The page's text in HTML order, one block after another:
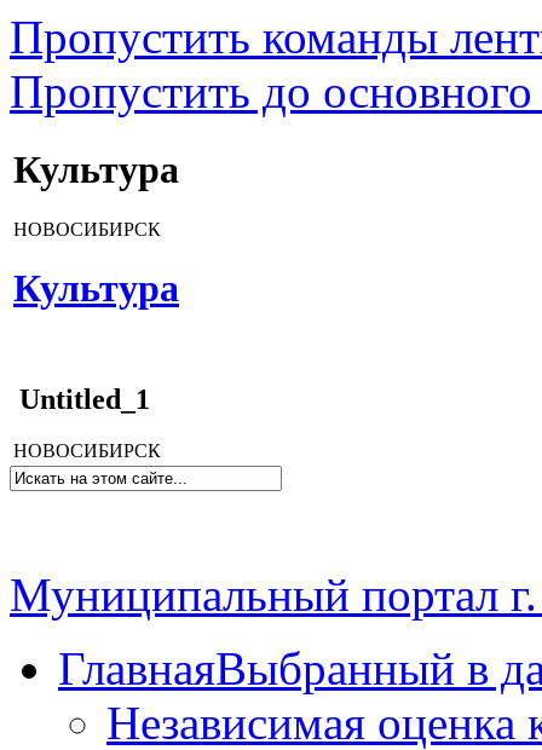
Пропустить команды
Пропустить до основного
Культура
НОВОСИБИРСК
Культура
Untitled_1
НОВОСИБИРСК
Муниципальный портал
ГлавнаяВыбранный в
Независимая оценка